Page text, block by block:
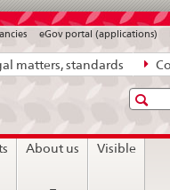
matters, standards
eGov portal (applications)
About us Visible